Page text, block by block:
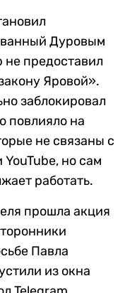
Дуровым
не предоставил
Яровой».
заблокировал
повлияло на
не связаны с
YouTube, но сам
работать.
прошла акция
Павла
из окна